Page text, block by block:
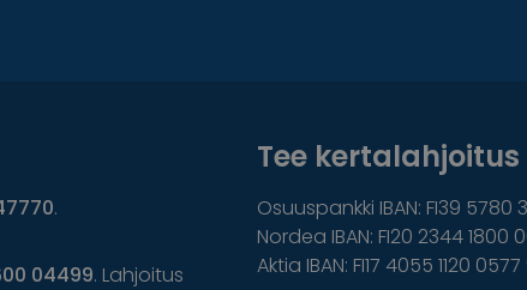
.
04499. Lahjoitus
Tee
Osuuspankki IBAN: FI39 5780
Nordea IBAN: FI20 2344 1800
Aktia IBAN: FI17 4055 1120 0577